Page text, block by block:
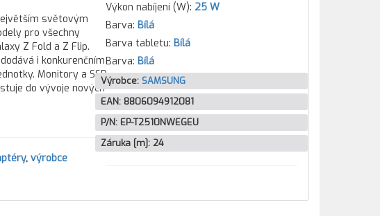
světovým
pro všechny
Z Fold a Z Flip.
i konkurenčním
Monitory a SSD
do vývoje nových
, výrobce
Výkon nabíjení (W): 25 W
Barva: Bílá
Barva tabletu: Bílá
Barva: Bílá
Výrobce: SAMSUNG
EAN: 8806094912081
P/N: EP-T2510NWEGEU
Záruka [m]: 24